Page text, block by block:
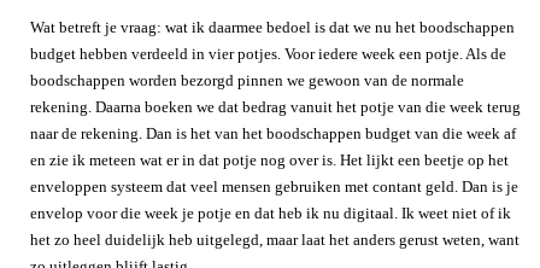
Wat betreft je vraag: wat ik daarmee bedoel is dat we nu het boodschappen
budget hebben verdeeld in vier potjes. Voor iedere week een potje. Als de
boodschappen worden bezorgd pinnen we gewoon van de normale
rekening. Daarna boeken we dat bedrag vanuit het potje van die week terug
naar de rekening. Dan is het van het boodschappen budget van die week af
en zie ik meteen wat er in dat potje nog over is. Het lijkt een beetje op het
enveloppen systeem dat veel mensen gebruiken met contant geld. Dan is je
envelop voor die week je potje en dat heb ik nu digitaal. Ik weet niet of ik
het zo heel duidelijk heb uitgelegd, maar laat het anders gerust weten, want